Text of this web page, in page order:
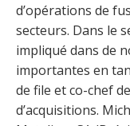
d’opérations de
secteurs. Dans le
impliqué dans de
importantes en
de file et co-chef
d’acquisitions.